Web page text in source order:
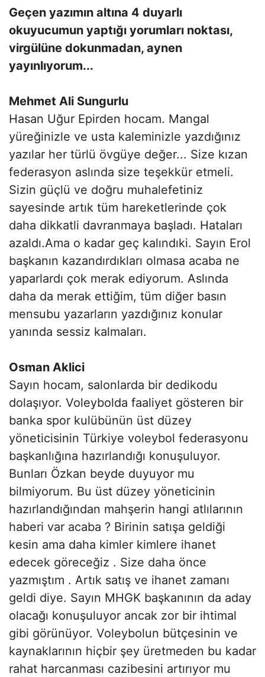
Geçen yazımın altına 4 duyarlı
okuyucumun yaptığı yorumları noktası,
virgülüne dokunmadan, aynen
yayınlıyorum...
Mehmet Ali Sungurlu
Hasan Uğur Epirden hocam. Mangal
yüreğinizle ve usta kaleminizle yazdığınız
yazılar her türlü övgüye değer... Size kızan
federasyon aslında size teşekkür etmeli.
Sizin güçlü ve doğru muhalefetiniz
sayesinde artık tüm hareketlerinde çok
daha dikkatli davranmaya başladı. Hataları
azaldı.Ama o kadar geç kalındıki. Sayın Erol
başkanın kazandırdıkları olmasa acaba ne
yaparlardı çok merak ediyorum. Aslında
daha da merak ettiğim, tüm diğer basın
mensubu yazarların yazdığınız konular
yanında sessiz kalmaları.
Osman Aklici
Sayın hocam, salonlarda bir dedikodu
dolaşıyor. Voleybolda faaliyet gösteren bir
banka spor kulübünün üst düzey
yöneticisinin Türkiye voleybol federasyonu
başkanlığına hazırlandığı konuşuluyor.
Bunları Özkan beyde duyuyor mu
bilmiyorum. Bu üst düzey yöneticinin
hazırlandığından mahşerin hangi atlılarının
haberi var acaba ? Birinin satışa geldiği
kesin ama daha kimler kimlere ihanet
edecek göreceğiz . Size daha önce
yazmıştım . Artık satış ve ihanet zamanı
geldi diye. Sayın MHGK başkanının da aday
olacağı konuşuluyor ancak zor bir ihtimal
gibi görünüyor. Voleybolun bütçesinin ve
kaynaklarının hiçbir şey üretmeden bu kadar
rahat harcanması cazibesini artırıyor mu